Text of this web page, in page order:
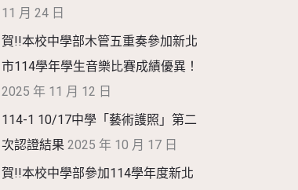
11 月 24 日
賀!!本校中學部木管五重奏參加新北
市114學年學生音樂比賽成績優異！
2025 年 11 月 12 日
114-1 10/17中學「藝術護照」第二
次認證結果 2025 年 10 月 17 日
賀!!本校中學部參加114學年度新北